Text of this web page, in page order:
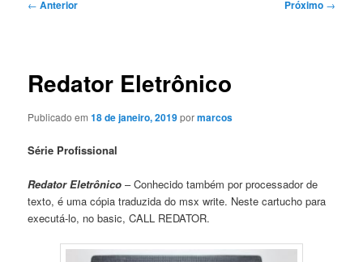
← Anterior Próximo →
Redator Eletrônico
Publicado em18 de janeiro, 2019pormarcos
Série Profissional
Redator Eletrônico – Conhecido também por processador de
texto, é uma cópia traduzida do msx write. Neste cartucho para
executá-lo, no basic, CALL REDATOR.